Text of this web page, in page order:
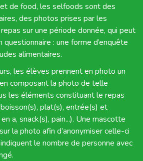
de food, les selfoods sont des
des photos prises par les
sur une période donnée, qui peut
questionnaire : une forme d’enquête
alimentaires.
les élèves prennent en photo un
composant la photo de telle
les éléments constituant le repas
plat(s), entrée(s) et
a, snack(s), pain...). Une mascotte
la photo afin d’anonymiser celle-ci
le nombre de personne avec